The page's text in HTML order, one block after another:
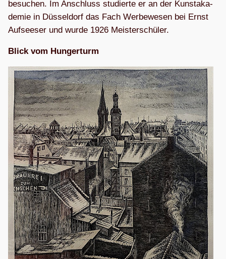
besu­chen. Im Anschluss stu­dierte er an der Kunst­aka­
de­mie in Düs­sel­dorf das Fach Wer­be­we­sen bei Ernst
Auf­see­ser und wurde 1926 Meisterschüler.
Blick vom Hungerturm